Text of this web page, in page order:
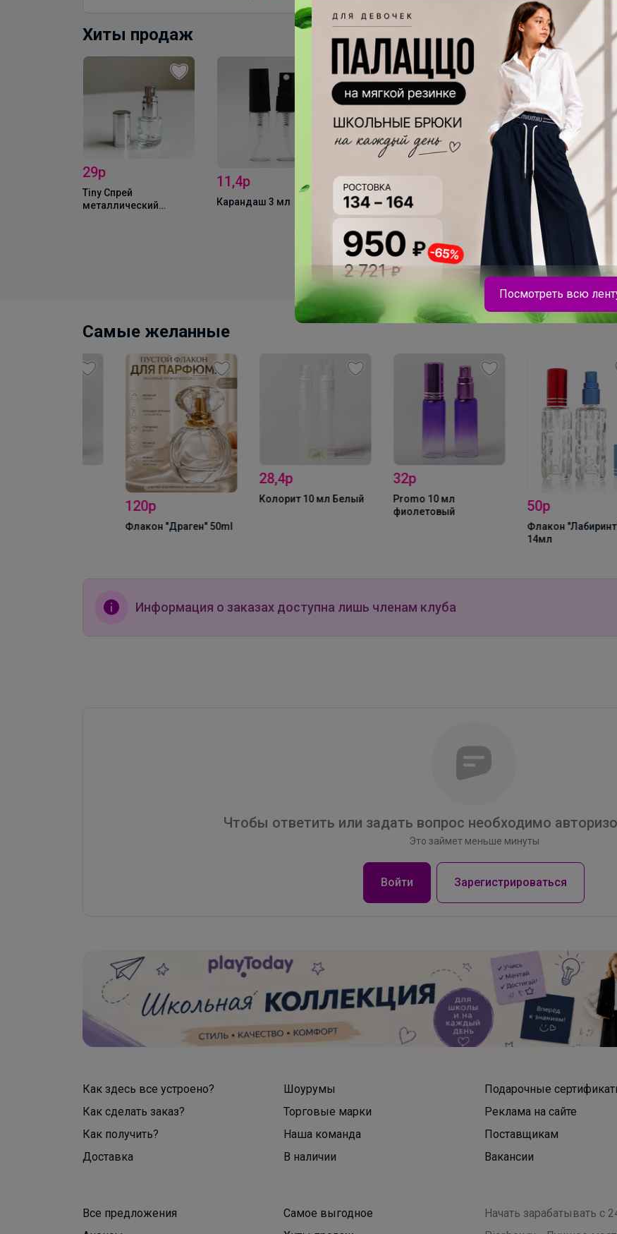
Хиты продаж
29р
Tiny Спрей
металлический
11,4р
Карандаш 3 мл
29р
Tiny Спрей
металлический
золотого цвета +
крышка 3 мл
42,5р
DIAMOND прозрачный
5мл
Самые желанные
Флакон "Драген" 50ml
28,4р
Колорит 10 мл Белый
Promo 10 мл
фиолетовый
Флакон "Лабиринт"
Информация о заказах доступна лишь членам клуба
Чтобы ответить или задать вопрос необходимо
Это займет меньше минуты
Войти Зарегистрироваться
Как здесь все устроено?
Как сделать заказ?
Как получить?
Доставка
Шоурумы
Торговые марки
Наша команда
В наличии
Подарочные
Реклама на сайте
Поставщикам
Вакансии
Все предложения
Самое выгодное
Начать зарабатывать с
Распродажа кроссовок СПРАНДИ
Брюнетка
Посмотреть всю